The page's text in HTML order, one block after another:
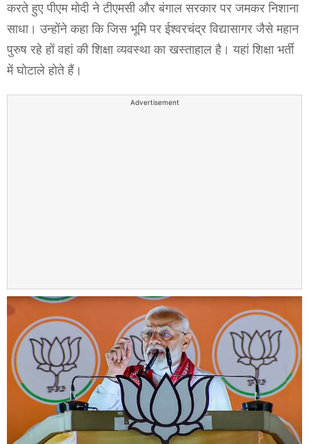
करते हुए पीएम मोदी ने टीएमसी और बंगाल सरकार पर जमकर निशाना
साधा। उन्होंने कहा कि जिस भूमि पर ईश्वरचंद्र विद्यासागर जैसे महान
पुरुष रहे हों वहां की शिक्षा व्यवस्था का खस्ताहाल है। यहां शिक्षा भर्ती
में घोटाले होते हैं।
Advertisement